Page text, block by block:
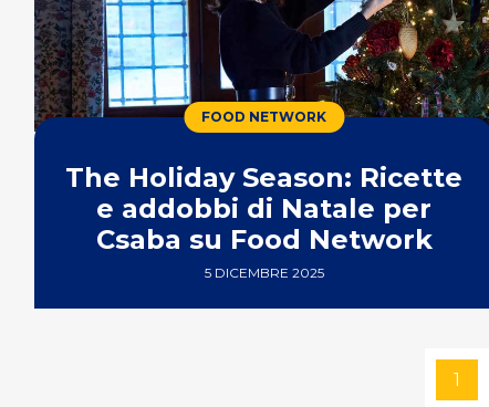
FOOD NETWORK
The Holiday Season: Ricette
e addobbi di Natale per
Csaba su Food Network
5 DICEMBRE 2025
1